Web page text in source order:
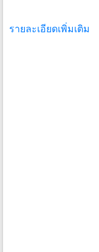
รายละเอียดเพิ่มเติม